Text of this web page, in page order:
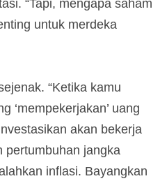
“Tapi, mengapa saham
untuk merdeka
“Ketika kamu
‘mempekerjakan’ uang
akan bekerja
pertumbuhan jangka
inflasi. Bayangkan